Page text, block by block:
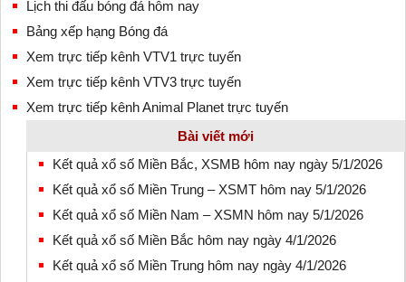
Lịch thi đấu bóng đá hôm nay
Bảng xếp hạng Bóng đá
Xem trực tiếp kênh VTV1 trực tuyến
Xem trực tiếp kênh VTV3 trực tuyến
Xem trực tiếp kênh Animal Planet trực tuyến
Bài viết mới
Kết quả xổ số Miền Bắc, XSMB hôm nay ngày 5/1/2026
Kết quả xổ số Miền Trung – XSMT hôm nay 5/1/2026
Kết quả xổ số Miền Nam – XSMN hôm nay 5/1/2026
Kết quả xổ số Miền Bắc hôm nay ngày 4/1/2026
Kết quả xổ số Miền Trung hôm nay ngày 4/1/2026